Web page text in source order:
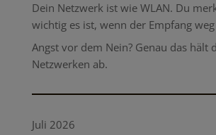
Dein Netzwerk ist wie WLAN. Du
wichtig es ist, wenn der Empfang
Angst vor dem Nein? Genau das hält
Netzwerken ab.
Juli 2026